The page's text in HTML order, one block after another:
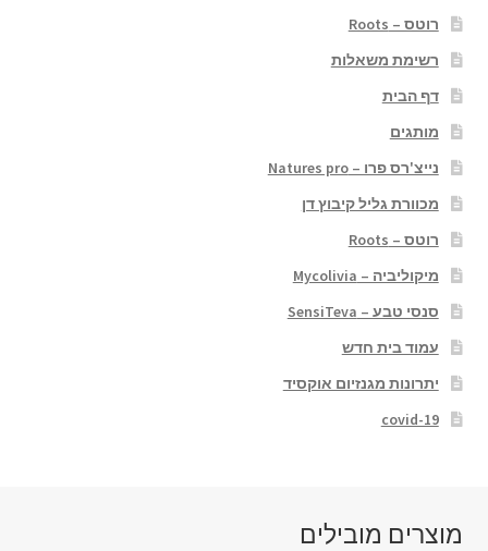
רוטס – Roots
רשימת משאלות
דף הבית
מותגים
נייצ'רס פרו – Natures pro
מכוורת גליל קיבוץ דן
רוטס – Roots
מיקוליביה – Mycolivia
סנסי טבע – SensiTeva
עמוד בית חדש
יתרונות מגנזיום אוקסיד
covid-19
מוצרים מובילים